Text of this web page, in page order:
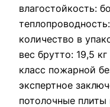
влагостойкость:
количество в
вес брутто: 19,5 кг
класс пожарной
экспертное
потолочные плиты